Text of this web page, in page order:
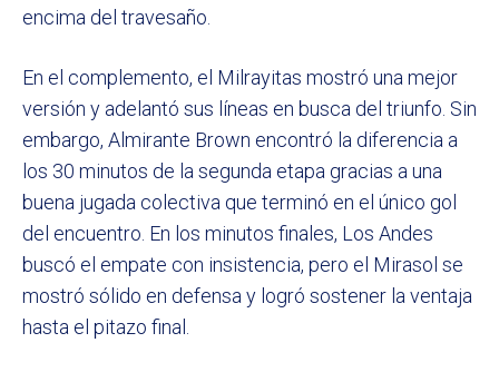
encima del travesaño.
En el complemento, el Milrayitas mostró una mejor
versión y adelantó sus líneas en busca del triunfo. Sin
embargo, Almirante Brown encontró la diferencia a
los 30 minutos de la segunda etapa gracias a una
buena jugada colectiva que terminó en el único gol
del encuentro. En los minutos finales, Los Andes
buscó el empate con insistencia, pero el Mirasol se
mostró sólido en defensa y logró sostener la ventaja
hasta el pitazo final.